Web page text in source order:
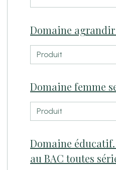
Domaine
Domaine femme
Domaine
au BAC toutes